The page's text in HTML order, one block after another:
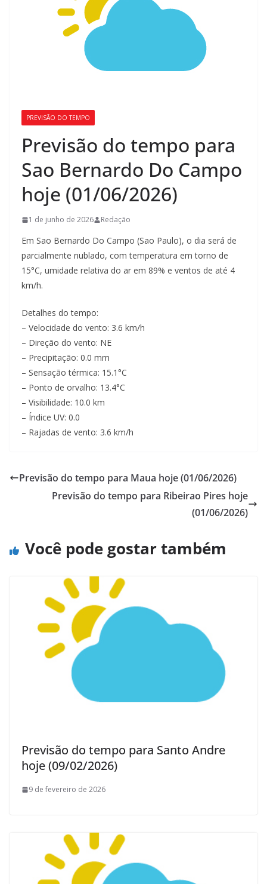
PREVISÃO DO TEMPO
Previsão do tempo para
Sao Bernardo Do Campo
hoje (01/06/2026)
1 de junho de 2026 Redação
Em Sao Bernardo Do Campo (Sao Paulo), o dia será de
parcialmente nublado, com temperatura em torno de
15°C, umidade relativa do ar em 89% e ventos de até 4
km/h.
Detalhes do tempo:
– Velocidade do vento: 3.6 km/h
– Direção do vento: NE
– Precipitação: 0.0 mm
– Sensação térmica: 15.1°C
– Ponto de orvalho: 13.4°C
– Visibilidade: 10.0 km
– Índice UV: 0.0
– Rajadas de vento: 3.6 km/h
Previsão do tempo para Maua hoje (01/06/2026)
Previsão do tempo para Ribeirao Pires hoje
(01/06/2026)
Você pode gostar também
Previsão do tempo para Santo Andre
hoje (09/02/2026)
9 de fevereiro de 2026